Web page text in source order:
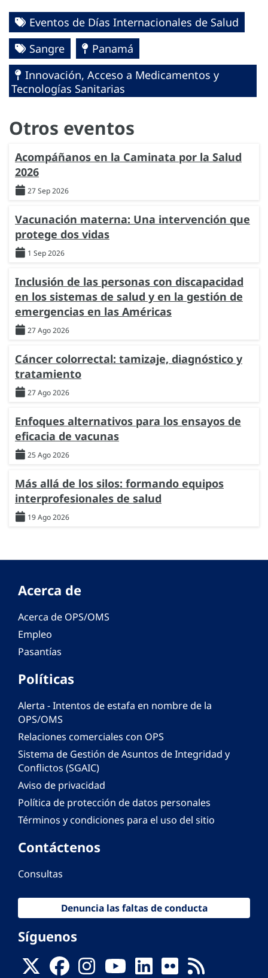
Eventos de Días Internacionales de Salud
Sangre
Panamá
Innovación, Acceso a Medicamentos y
Tecnologías Sanitarias
Otros eventos
Acompáñanos en la Caminata por la Salud
2026
27 Sep 2026
Vacunación materna: Una intervención que
protege dos vidas
1 Sep 2026
Inclusión de las personas con discapacidad
en los sistemas de salud y en la gestión de
emergencias en las Américas
27 Ago 2026
Cáncer colorrectal: tamizaje, diagnóstico y
tratamiento
27 Ago 2026
Enfoques alternativos para los ensayos de
eficacia de vacunas
25 Ago 2026
Más allá de los silos: formando equipos
interprofesionales de salud
19 Ago 2026
Acerca de
Acerca de OPS/OMS
Empleo
Pasantías
Políticas
Alerta - Intentos de estafa en nombre de la
OPS/OMS
Relaciones comerciales con OPS
Sistema de Gestión de Asuntos de Integridad y
Conflictos (SGAIC)
Aviso de privacidad
Política de protección de datos personales
Términos y condiciones para el uso del sitio
Contáctenos
Consultas
Denuncia las faltas de conducta
Síguenos